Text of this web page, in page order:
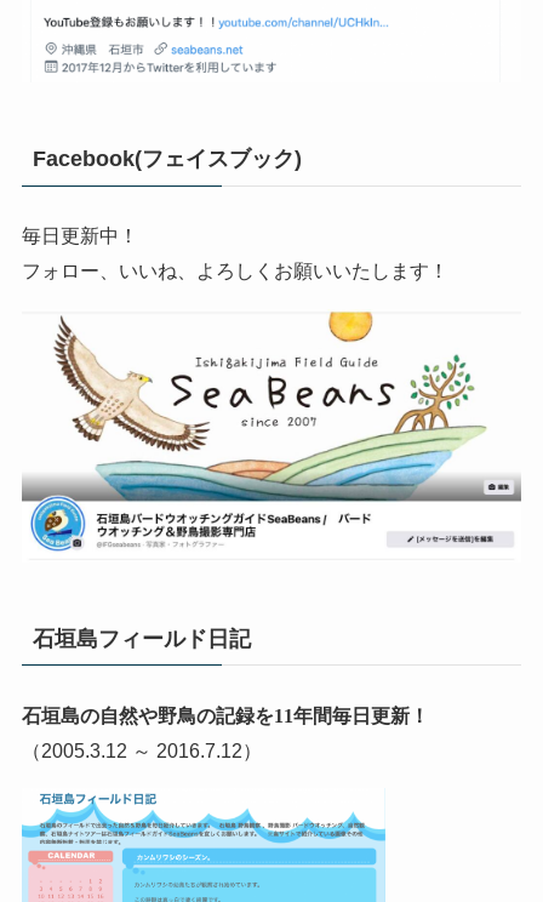
Facebook(フェイスブック)
毎日更新中！
フォロー、いいね、よろしくお願いいたします！
石垣島フィールド日記
石垣島の自然や野鳥の記録を11年間毎日更新！
（2005.3.12 ～ 2016.7.12）